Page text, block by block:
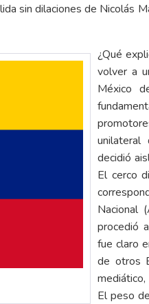
sin dilaciones de Nicolás
¿Qué
volver a
México
unilateral
decidió
El cerco
Nacional
procedió
fue claro
de otros
El peso